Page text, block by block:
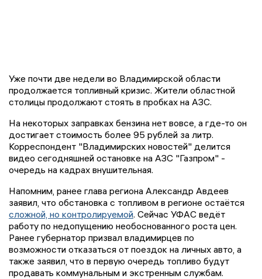
Уже почти две недели во Владимирской области
продолжается топливный кризис. Жители областной
столицы продолжают стоять в пробках на АЗС.
На некоторых заправках бензина нет вовсе, а где-то он
достигает стоимость более 95 рублей за литр.
Корреспондент "Владимирских новостей" делится
видео сегодняшней остановке на АЗС "Газпром" -
очередь на кадрах внушительная.
Напомним, ранее глава региона Александр Авдеев
заявил, что обстановка с топливом в регионе остаётся
сложной, но контролируемой. Сейчас УФАС ведёт
работу по недопущению необоснованного роста цен.
Ранее губернатор призвал владимирцев по
возможности отказаться от поездок на личных авто, а
также заявил, что в первую очередь топливо будут
продавать коммунальным и экстренным службам.